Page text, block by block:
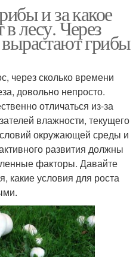
и за какое
лесу. Через
грибы
через сколько времени
довольно непросто.
отличаться из-за
влажности, текущего
окружающей среды и
развития должны
факторы. Давайте
какие условия для роста